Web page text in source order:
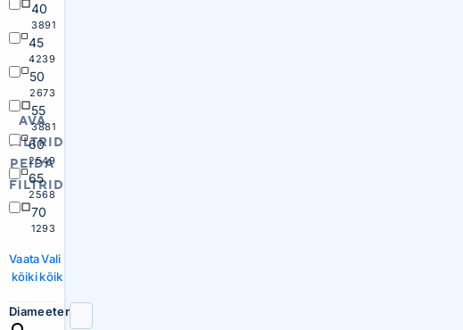
AVA
FILTRID
PEIDA
FILTRID
40
3891
45
4239
50
2673
55
3881
60
2549
65
2568
70
1293
Vaata
kõiki
Vali
kõik
Diameeter